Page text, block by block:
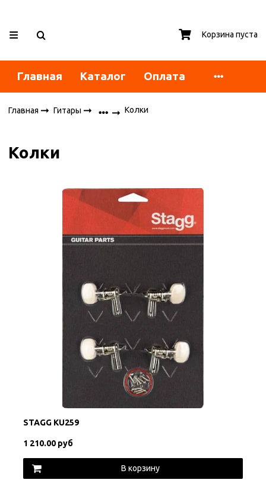
Корзина пуста
Главная Каталог Оплата
Главная Гитары Колки
Колки
STAGG KU259
1 210.00 руб
В корзину